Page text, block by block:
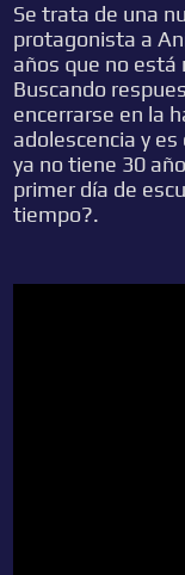
Se trata de una
protagonista a
años que no está
Buscando
encerrarse en la
adolescencia y
ya no tiene 30
primer día de
tiempo?.